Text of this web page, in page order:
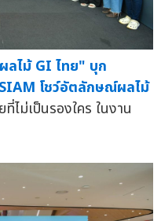
ไม้ GI ไทย" บุก
โชว์อัตลักษณ์ผลไม้
ม่เป็นรองใคร ในงาน